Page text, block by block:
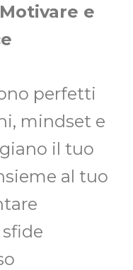
e
perfetti
mindset e
il tuo
al tuo